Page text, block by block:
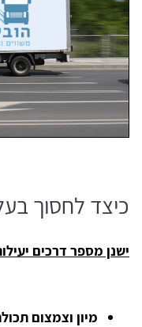
כיצד לחסוך
ישנן מספר דרכים
מיון וצמצום